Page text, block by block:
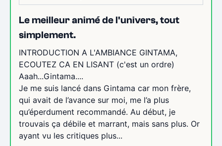
Le meilleur animé de l'univers, tout
simplement.
INTRODUCTION A L'AMBIANCE GINTAMA,
ECOUTEZ CA EN LISANT (c'est un ordre)
Aaah...Gintama....
Je me suis lancé dans Gintama car mon frère,
qui avait de l’avance sur moi, me l’a plus
qu’éperdument recommandé. Au début, je
trouvais ça débile et marrant, mais sans plus. Or
ayant vu les critiques plus...